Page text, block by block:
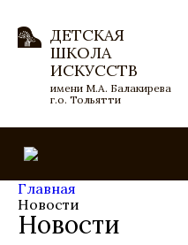
ДЕТСКАЯ
ШКОЛА
ИСКУССТВ
имени М.А. Балакирева
г.о. Тольятти
Главная
Новости
Новости